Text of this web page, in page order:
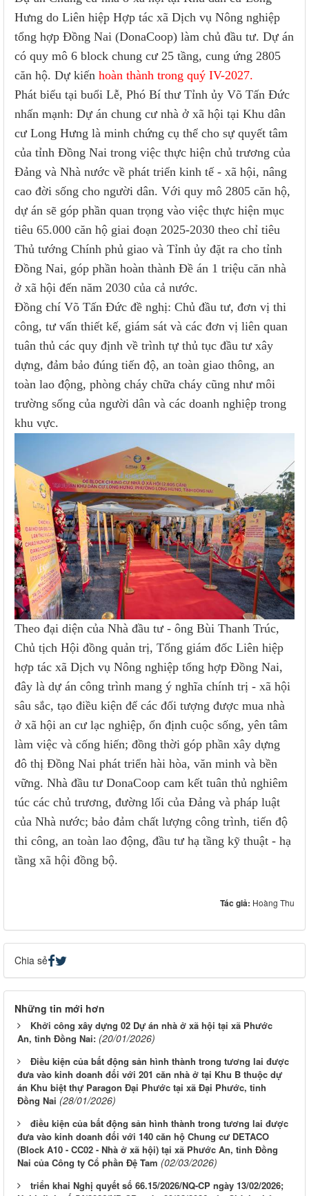
Hưng do Liên hiệp Hợp tác xã Dịch vụ Nông nghiệp
tổng hợp Đồng Nai (DonaCoop) làm chủ đầu tư. Dự án
có quy mô 6 block chung cư 25 tầng, cung ứng 2805
căn hộ. Dự kiến hoàn thành trong quý IV-2027.
Phát biểu tại buổi Lễ, Phó Bí thư Tỉnh ủy Võ Tấn Đức
nhấn mạnh: Dự án chung cư nhà ở xã hội tại Khu dân
cư Long Hưng là minh chứng cụ thể cho sự quyết tâm
của tỉnh Đồng Nai trong việc thực hiện chủ trương của
Đảng và Nhà nước về phát triển kinh tế - xã hội, nâng
cao đời sống cho người dân. Với quy mô 2805 căn hộ,
dự án sẽ góp phần quan trọng vào việc thực hiện mục
tiêu 65.000 căn hộ giai đoạn 2025-2030 theo chỉ tiêu
Thủ tướng Chính phủ giao và Tỉnh ủy đặt ra cho tỉnh
Đồng Nai, góp phần hoàn thành Đề án 1 triệu căn nhà
ở xã hội đến năm 2030 của cả nước.
Đồng chí Võ Tấn Đức đề nghị: Chủ đầu tư, đơn vị thi
công, tư vấn thiết kế, giám sát và các đơn vị liên quan
tuân thủ các quy định về trình tự thủ tục đầu tư xây
dựng, đảm bảo đúng tiến độ, an toàn giao thông, an
toàn lao động, phòng cháy chữa cháy cũng như môi
trường sống của người dân và các doanh nghiệp trong
khu vực.
Theo đại diện của Nhà đầu tư- ông Bùi Thanh Trúc,
Chủ tịch Hội đồng quản trị, Tổng giám đốc Liên hiệp
hợp tác xã Dịch vụ Nông nghiệp tổng hợp Đồng Nai,
đây là dự án công trình mang ý nghĩa chính trị - xã hội
sâu sắc, tạo điều kiện để các đối tượng được mua nhà
ở xã hội an cư lạc nghiệp, ổn định cuộc sống, yên tâm
làm việc và cống hiến; đồng thời góp phần xây dựng
đô thị Đồng Nai phát triển hài hòa, văn minh và bền
vững. Nhà đầu tư DonaCoop cam kết tuân thủ nghiêm
túc các chủ trương, đường lối của Đảng và pháp luật
của Nhà nước; bảo đảm chất lượng công trình, tiến độ
thi công, an toàn lao động, đầu tư hạ tầng kỹ thuật - hạ
tầng xã hội đồng bộ.
Tác giả: Hoàng Thu
Chia sẻ
Những tin mới hơn
Khởi công xây dựng 02 Dự án nhà ở xã hội tại xã Phước
An, tỉnh Đồng Nai: (20/01/2026)
Điều kiện của bất động sản hình thành trong tương lai được
đưa vào kinh doanh đối với 201 căn nhà ở tại Khu B thuộc dự
án Khu biệt thự Paragon Đại Phước tại xã Đại Phước, tỉnh
Đồng Nai (28/01/2026)
điều kiện của bất động sản hình thành trong tương lai được
đưa vào kinh doanh đối với 140 căn hộ Chung cư DETACO
(Block A10 - CC02 - Nhà ở xã hội) tại xã Phước An, tỉnh Đồng
Nai của Công ty Cổ phần Đệ Tam (02/03/2026)
triển khai Nghị quyết số 66.15/2026/NQ-CP ngày 13/02/2026;